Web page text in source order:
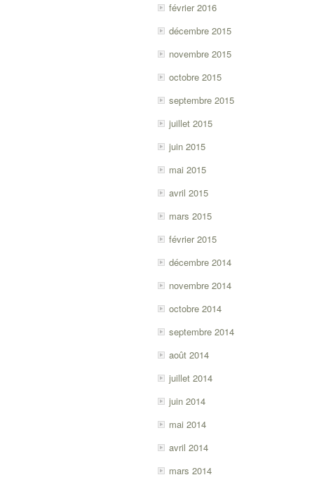
février 2016
décembre 2015
novembre 2015
octobre 2015
septembre 2015
juillet 2015
juin 2015
mai 2015
avril 2015
mars 2015
février 2015
décembre 2014
novembre 2014
octobre 2014
septembre 2014
août 2014
juillet 2014
juin 2014
mai 2014
avril 2014
mars 2014